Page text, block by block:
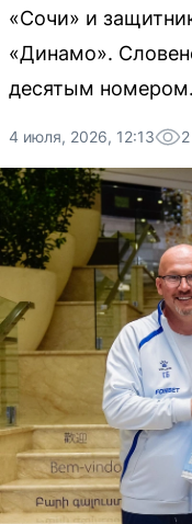
«Сочи» и
«Динамо».
десятым номером.
4 июля, 2026, 12:13 2